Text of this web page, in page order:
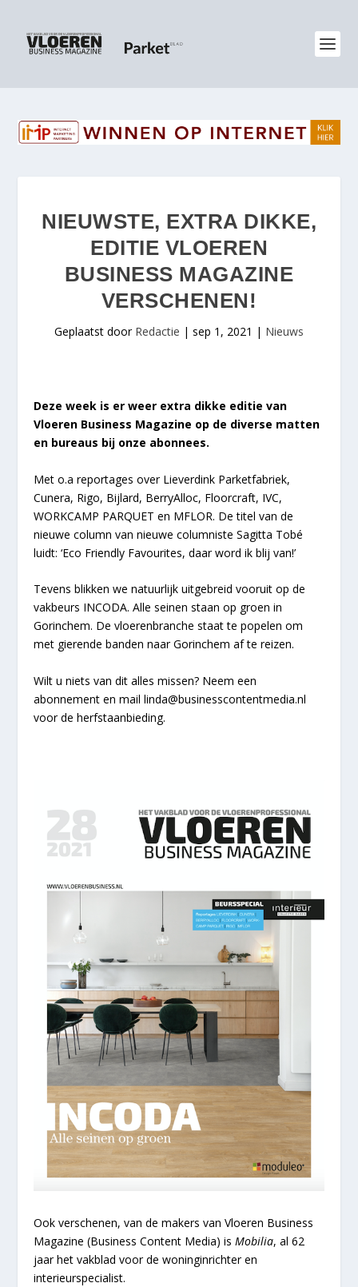
NIEUWSTE, EXTRA DIKKE,
EDITIE VLOEREN
BUSINESS MAGAZINE
VERSCHENEN!
Geplaatst door Redactie | sep 1, 2021 | Nieuws
Deze week is er weer extra dikke editie van
Vloeren Business Magazine op de diverse matten
en bureaus bij onze abonnees.
Met o.a reportages over Lieverdink Parketfabriek,
Cunera, Rigo, Bijlard, BerryAlloc, Floorcraft, IVC,
WORKCAMP PARQUET en MFLOR. De titel van de
nieuwe column van nieuwe columniste Sagitta Tobé
luidt: ‘Eco Friendly Favourites, daar word ik blij van!’
Tevens blikken we natuurlijk uitgebreid vooruit op de
vakbeurs INCODA. Alle seinen staan op groen in
Gorinchem. De vloerenbranche staat te popelen om
met gierende banden naar Gorinchem af te reizen.
Wilt u niets van dit alles missen? Neem een
abonnement en mail linda@businesscontentmedia.nl
voor de herfstaanbieding.
Ook verschenen, van de makers van Vloeren Business
Magazine (Business Content Media) isMobilia, al 62
jaar het vakblad voor de woninginrichter en
interieurspecialist.